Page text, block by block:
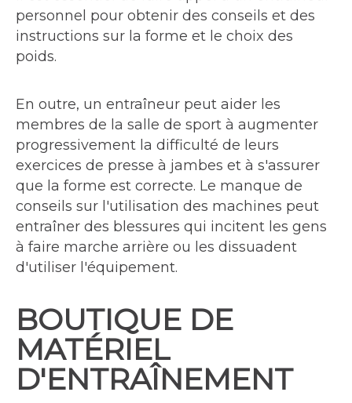
personnel pour obtenir des conseils et des
instructions sur la forme et le choix des
poids.
En outre, un entraîneur peut aider les
membres de la salle de sport à augmenter
progressivement la difficulté de leurs
exercices de presse à jambes et à s'assurer
que la forme est correcte. Le manque de
conseils sur l'utilisation des machines peut
entraîner des blessures qui incitent les gens
à faire marche arrière ou les dissuadent
d'utiliser l'équipement.
BOUTIQUE DE
MATÉRIEL
D'ENTRAÎNEMENT